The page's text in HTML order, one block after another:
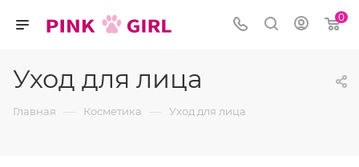
0
Уход для лица
Главная — Косметика — Уход для лица